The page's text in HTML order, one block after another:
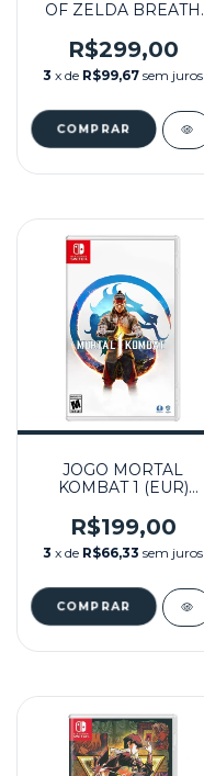
OF ZELDA BREATH
SEMINOVO –
NINTENDO SWITCH
R$299,00
3 x de R$99,67 sem juros
JOGO MORTAL
KOMBAT 1 (EUR)
NINTENDO SWITCH
R$199,00
3 x de R$66,33 sem juros